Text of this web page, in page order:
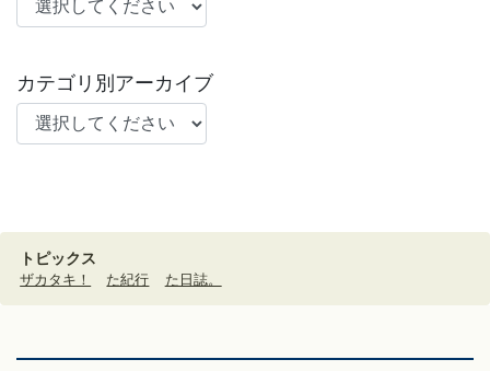
カテゴリ別アーカイブ
トピックス
ザカタキ！ た紀行 た日誌。